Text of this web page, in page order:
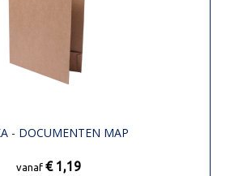
- DOCUMENTEN MAP
vanaf € 1,19